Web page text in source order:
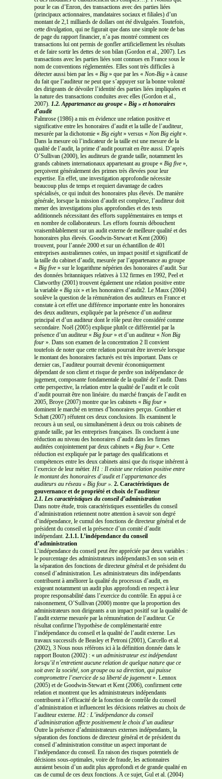
pour le cas d’Enron, des transactions avec des parties liées
(principaux actionnaires, mandataires sociaux et filiales) d’un
montant de 2,1 milliards de dollars ont été divulguées. Toutefois,
cette divulgation, qui ne figurait que dans une simple note de bas
de page du rapport financier, n’a pas montré comment ces
transactions lui ont permis de gonfler artificiellement les résultats
et de faire sortir les dettes de son bilan (Gordon et al., 2007). Les
transactions avec les parties liées sont connues en France sous le
nom de conventions réglementées. Elles sont très difficiles à
détecter aussi bien par les « Big » que par les « Non-Big » à cause
du fait que l’auditeur ne peut que s’appuyer sur la bonne volonté
des dirigeants de dévoiler l’identité des parties liées impliquées et
la nature des transactions conduites avec elles (Gordon et al.,
2007). 1.2. Appartenance au groupe « Big » et honoraires
d’audit
Palmrose (1986) a mis en évidence une relation positive et
significative entre les honoraires d’audit et la taille de l’auditeur,
mesurée par la dichotomie « Big eight» versus « Non Big eight».
Dans la mesure où l’indicateur de la taille est une mesure de la
qualité de l’audit, la prime d’audit pourrait en être aussi. D’après
O’Sullivan (2000), les auditeurs de grande taille, notamment les
grands cabinets internationaux appartenant au groupe « Big five »,
perçoivent généralement des primes très élevées pour leur
expertise. En effet, une investigation approfondie nécessite
beaucoup plus de temps et requiert davantage de cadres
spécialisés, ce qui induit des honoraires plus élevés. De manière
générale, lorsque la mission d’audit est complexe, l’auditeur doit
mener des investigations plus approfondies et des tests
additionnels nécessitant des efforts supplémentaires en temps et
en nombre de collaborateurs. Les efforts fournis débouchent
vraisemblablement sur un audit externe de meilleure qualité et des
honoraires plus élevés. Goodwin-Stewart et Kent (2006)
trouvent, pour l’année 2000 et sur un échantillon de 401
entreprises australiennes cotées, un impact positif et significatif de
la taille du cabinet d’audit, mesurée par l’appartenance au groupe
« Big five » sur le logarithme népérien des honoraires d’audit. Sur
des données britanniques relatives à 132 firmes en 1992, Peel et
Clatworthy (2001) trouvent également une relation positive entre
la variable « Big six» et les honoraires d’audit2. Le Maux (2004)
soulève la question de la rémunération des auditeurs en France et
constate à cet effet une différence importante entre les honoraires
des deux auditeurs, expliquée par la présence d’un auditeur
principal et d’un auditeur dont le rôle peut être considéré comme
secondaire. Noël (2005) explique plutôt ce différentiel par la
présence d’un auditeur « Big four » et d’un auditeur « Non Big
four ». Dans son examen de la concentration 2 Il convient
toutefois de noter que cette relation pourrait être inversée lorsque
le montant des honoraires facturés est très important. Dans ce
dernier cas, l’auditeur pourrait devenir économiquement
dépendant de son client et risque de perdre son indépendance de
jugement, composante fondamentale de la qualité de l’audit. Dans
cette perspective, la relation entre la qualité de l’audit et le coût
d’audit pourrait être non linéaire. du marché français de l’audit en
2005, Broye (2007) montre que les cabinets « Big four »
dominent le marché en termes d’honoraires perçus. Gonthier et
Schatt (2007) réfutent ces deux conclusions. Ils examinent le
recours à un seul, ou simultanément à deux ou trois cabinets de
grande taille, par les entreprises françaises. Ils concluent à une
réduction au niveau des honoraires d’audit dans les firmes
auditées conjointement par deux cabinets « Big four ». Cette
réduction est expliquée par le partage des qualifications et
compétences entre les deux cabinets ainsi que du risque inhérent à
l’exercice de leur métier. H1 : Il existe une relation positive entre
le montant des honoraires d’audit et l’appartenance des
auditeurs au réseau « Big four ». 2. Caractéristiques de
gouvernance et de propriété et choix de l’auditeur
2.1. Les caractéristiques du conseil d’administration
Dans notre étude, trois caractéristiques essentielles du conseil
d’administration retiennent notre attention à savoir son degré
d’indépendance, le cumul des fonctions de directeur général et de
président du conseil et la présence d’un comité d’audit
indépendant. 2.1.1. L’indépendance du conseil
d’administration
L’indépendance du conseil peut être appréciée par deux variables :
le pourcentage des administrateurs indépendants3 en son sein et
la séparation des fonctions de directeur général et de président du
conseil d’administration. Les administrateurs dits indépendants
contribuent à améliorer la qualité du processus d’audit, en
exigeant notamment un audit plus approfondi en respect à leur
propre responsabilité dans l’exercice du contrôle. En appui à ce
raisonnement, O’Sullivan (2000) montre que la proportion des
administrateurs non dirigeants a un impact positif sur la qualité de
l’audit externe mesurée par la rémunération de l’auditeur. Ce
résultat confirme l’hypothèse de complémentarité entre
l’indépendance du conseil et la qualité de l’audit externe. Les
travaux successifs de Beasley et Petroni (2001), Carcello et al.
(2002), 3 Nous nous référons ici à la définition donnée dans le
rapport Bouton (2002) : « un administrateur est indépendant
lorsqu’il n’entretient aucune relation de quelque nature que ce
soit avec la société, son groupe ou sa direction, qui puisse
compromettre l’exercice de sa liberté de jugement». Lennox
(2005) et de Goodwin-Stewart et Kent (2006), confirment cette
relation et montrent que les administrateurs indépendants
contribuent à l’efficacité de la fonction de contrôle du conseil
d’administration et influencent les décisions relatives au choix de
l’auditeur externe. H2 : L’indépendance du conseil
d’administration affecte positivement le choix d’un auditeur
Outre la présence d’administrateurs externes indépendants, la
séparation des fonctions de directeur général et de président du
conseil d’administration constitue un aspect important de
l’indépendance du conseil. En raison des risques potentiels de
décisions sous-optimales, voire de fraude, les actionnaires
auraient besoin d’un audit plus approfondi et de grande qualité en
cas de cumul de ces deux fonctions. A ce sujet, Gul et al. (2004)